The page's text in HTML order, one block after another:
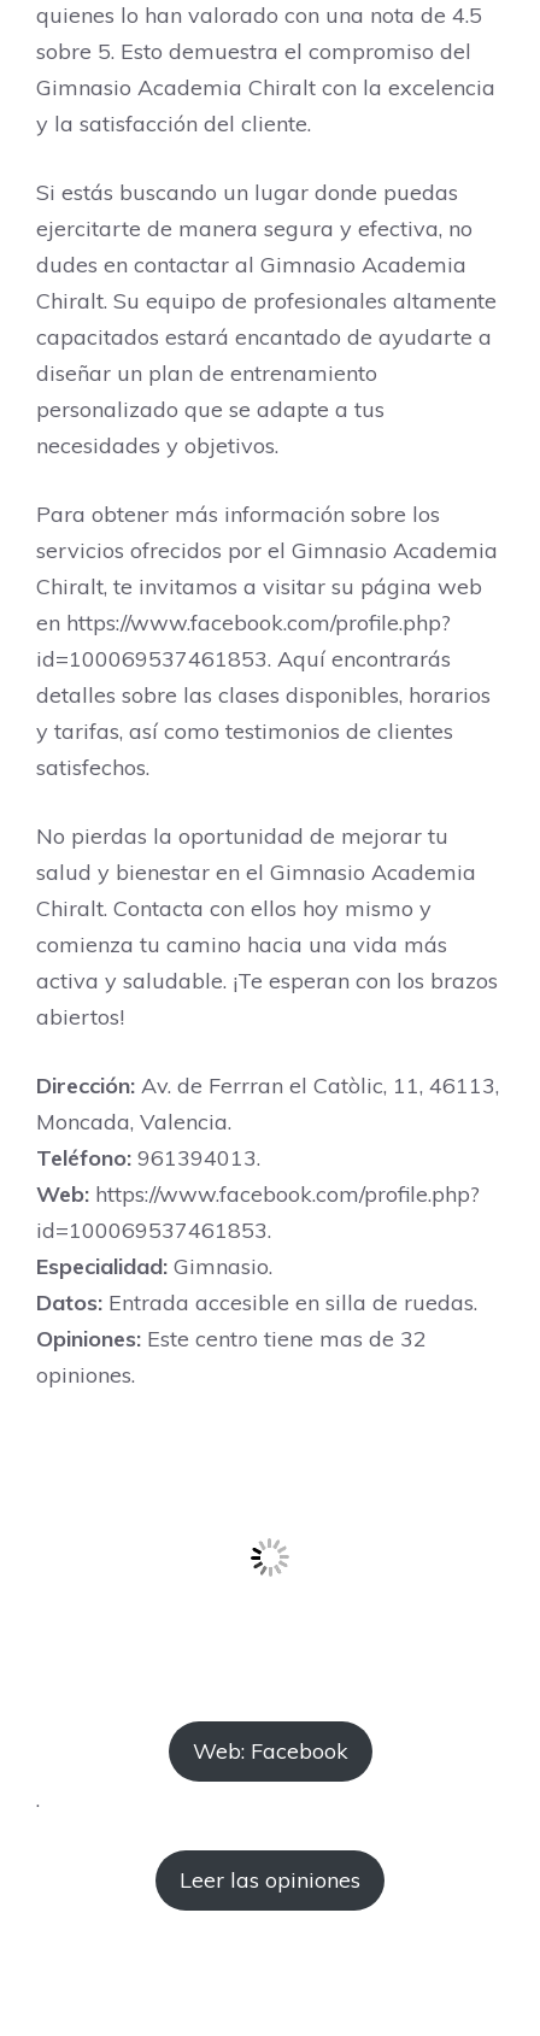
quienes lo han valorado con una nota de 4.5
sobre 5. Esto demuestra el compromiso del
Gimnasio Academia Chiralt con la excelencia
y la satisfacción del cliente.
Si estás buscando un lugar donde puedas
ejercitarte de manera segura y efectiva, no
dudes en contactar al Gimnasio Academia
Chiralt. Su equipo de profesionales altamente
capacitados estará encantado de ayudarte a
diseñar un plan de entrenamiento
personalizado que se adapte a tus
necesidades y objetivos.
Para obtener más información sobre los
servicios ofrecidos por el Gimnasio Academia
Chiralt, te invitamos a visitar su página web
en https://www.facebook.com/profile.php?
id=100069537461853. Aquí encontrarás
detalles sobre las clases disponibles, horarios
y tarifas, así como testimonios de clientes
satisfechos.
No pierdas la oportunidad de mejorar tu
salud y bienestar en el Gimnasio Academia
Chiralt. Contacta con ellos hoy mismo y
comienza tu camino hacia una vida más
activa y saludable. ¡Te esperan con los brazos
abiertos!
Dirección: Av. de Ferrran el Catòlic, 11, 46113,
Moncada, Valencia.
Teléfono: 961394013.
Web: https://www.facebook.com/profile.php?
id=100069537461853.
Especialidad: Gimnasio.
Datos: Entrada accesible en silla de ruedas.
Opiniones: Este centro tiene mas de 32
opiniones.
Web: Facebook
.
Leer las opiniones